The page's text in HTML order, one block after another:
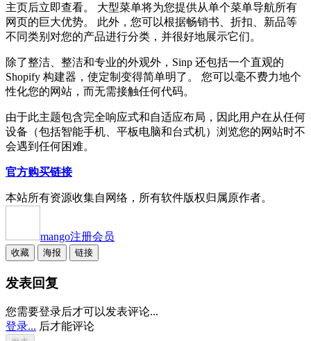
主页后立即查看。 大型菜单将为您提供从单个菜单导航所有
网页的巨大优势。 此外，您可以根据畅销书、折扣、新品等
不同类别对您的产品进行分类，并很好地展示它们。
除了整洁、整洁和专业的外观外，Sinp 还包括一个直观的
Shopify 构建器，使定制变得简单明了。 您可以毫不费力地个
性化您的网站，而无需接触任何代码。
由于此主题包含完全响应式和自适应布局，因此用户在从任何
设备（包括智能手机、平板电脑和台式机）浏览您的网站时不
会遇到任何困难。
官方购买链接
本站所有资源收集自网络，所有软件版权归属原作者。
mango注册会员
收藏 海报 链接
发表回复
您需要登录后才可以发表评论...
登录... 后才能评论